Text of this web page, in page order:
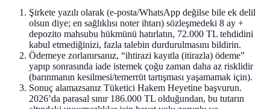
Şirkete yazılı olarak (e-posta/WhatsApp değilse bile ek delil
olsun diye; en sağlıklısı noter ihtarı) sözleşmedeki 8 ay +
depozito mahsubu hükmünü hatırlatın, 72.000 TL tehdidini
kabul etmediğinizi, fazla talebin durdurulmasını bildirin.
Ödemeye zorlanırsanız, “ihtirazi kayıtla (itirazla) ödeme”
yapıp sonrasında iade istemek çoğu zaman daha az risklidir
(barınmanın kesilmesi/temerrüt tartışması yaşamamak için).
Sonuç alamazsanız Tüketici Hakem Heyetine başvurun.
2026’da parasal sınır 186.000 TL olduğundan, bu tutarın